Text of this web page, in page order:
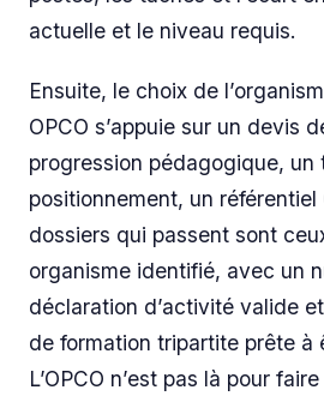
actuelle et le niveau requis.
Ensuite, le choix de
OPCO s’appuie sur un devis
progression pédagogique, un
positionnement, un référentiel
dossiers qui passent sont
organisme identifié, avec un
déclaration d’activité valide
de formation tripartite prête à
L’OPCO n’est pas là pour